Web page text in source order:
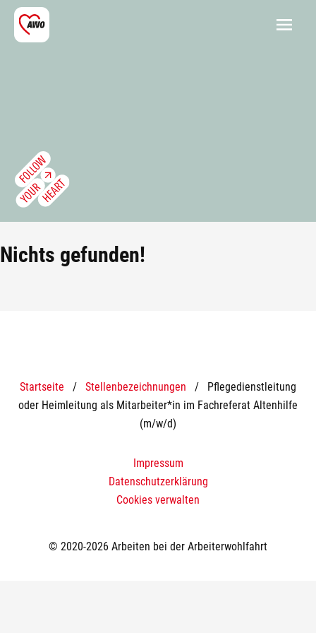
Nichts gefunden!
Startseite / Stellenbezeichnungen / Pflegedienstleitung
oder Heimleitung als Mitarbeiter*in im Fachreferat Altenhilfe
(m/w/d)
Impressum
Datenschutzerklärung
Cookies verwalten
© 2020-2026 Arbeiten bei der Arbeiterwohlfahrt